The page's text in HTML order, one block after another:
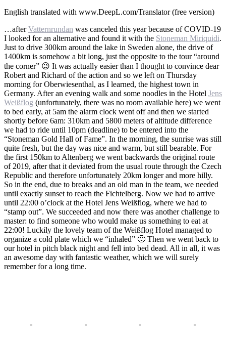
English translated with www.DeepL.com/Translator (free version)
…afterVatternrundan was canceled this year because of COVID-19
I looked for an alternative and found it with the Stoneman Miriquidi.
Just to drive 300km around the lake in Sweden alone, the drive of
1400km is somehow a bit long, just the opposite to the tour “around
the corner” 😉 It was actually easier than I thought to convince dear
Robert and Richard of the action and so we left on Thursday
morning for Oberwiesenthal, as I learned, the highest town in
Germany. After an evening walk and some noodles in the Hotel Jens
Weißflog (unfortunately, there was no room available here) we went
to bed early, at 5am the alarm clock went off and then we started
shortly before 6am: 310km and 5800 meters of altitude difference
we had to ride until 10pm (deadline) to be entered into the
“Stoneman Gold Hall of Fame”. In the morning, the sunrise was still
quite fresh, but the day was nice and warm, but still bearable. For
the first 150km to Altenberg we went backwards the original route
of 2019, after that it deviated from the usual route through the Czech
Republic and therefore unfortunately 20km longer and more hilly.
So in the end, due to breaks and an old man in the team, we needed
until exactly sunset to reach the Fichtelberg. Now we had to arrive
until 22:00 o’clock at the Hotel Jens Weißflog, where we had to
“stamp out”. We succeeded and now there was another challenge to
master: to find someone who would make us something to eat at
22:00! Luckily the lovely team of the Weißflog Hotel managed to
organize a cold plate which we “inhaled” 🙂 Then we went back to
our hotel in pitch black night and fell into bed dead. All in all, it was
an awesome day with fantastic weather, which we will surely
remember for a long time.